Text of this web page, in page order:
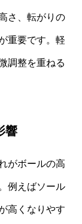
さ、転がりの
重要です。軽
調整を重ねる
響
がボールの高
例えばソール
高くなりやす